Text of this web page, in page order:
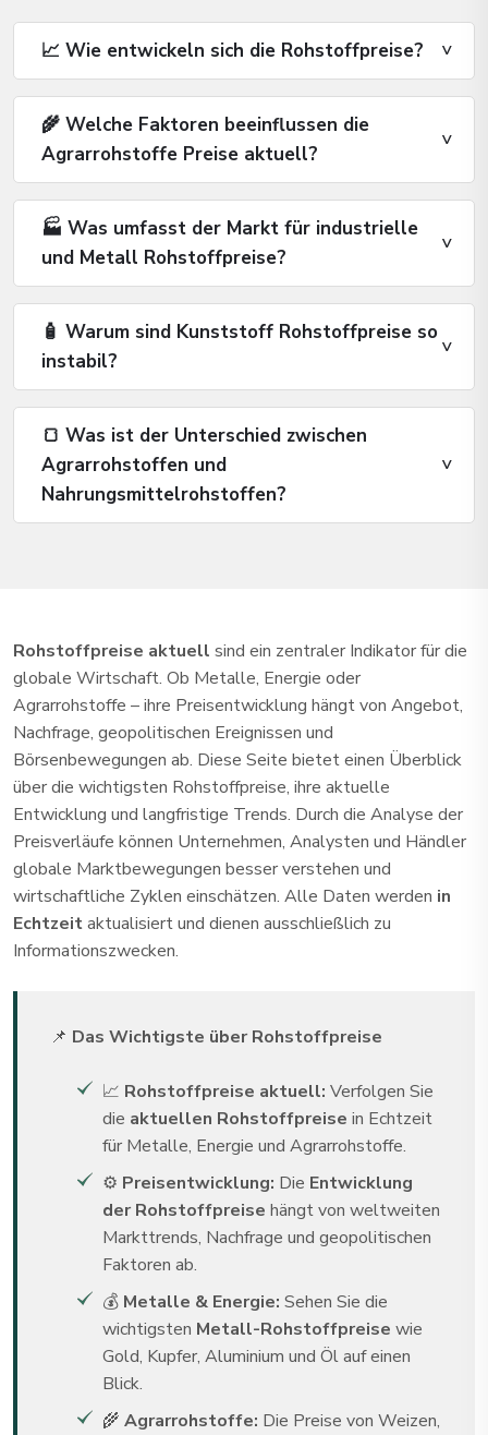
📈 Wie entwickeln sich die Rohstoffpreise?
🌾 Welche Faktoren beeinflussen die
Agrarrohstoffe Preise aktuell?
🏭 Was umfasst der Markt für industrielle
und Metall Rohstoffpreise?
🧴 Warum sind Kunststoff Rohstoffpreise so
instabil?
🍞 Was ist der Unterschied zwischen
Agrarrohstoffen und
Nahrungsmittelrohstoffen?
Rohstoffpreise aktuell sind ein zentraler Indikator für die
globale Wirtschaft. Ob Metalle, Energie oder
Agrarrohstoffe – ihre Preisentwicklung hängt von Angebot,
Nachfrage, geopolitischen Ereignissen und
Börsenbewegungen ab. Diese Seite bietet einen Überblick
über die wichtigsten Rohstoffpreise, ihre aktuelle
Entwicklung und langfristige Trends. Durch die Analyse der
Preisverläufe können Unternehmen, Analysten und Händler
globale Marktbewegungen besser verstehen und
wirtschaftliche Zyklen einschätzen. Alle Daten werden in
Echtzeitaktualisiert und dienen ausschließlich zu
Informationszwecken.
📌 Das Wichtigste über Rohstoffpreise
📈 Rohstoffpreise aktuell: Verfolgen Sie
die aktuellen Rohstoffpreise in Echtzeit
für Metalle, Energie und Agrarrohstoffe.
⚙️ Preisentwicklung: Die Entwicklung
der Rohstoffpreise hängt von weltweiten
Markttrends, Nachfrage und geopolitischen
Faktoren ab.
💰 Metalle & Energie: Sehen Sie die
wichtigsten Metall-Rohstoffpreise wie
Gold, Kupfer, Aluminium und Öl auf einen
Blick.
🌾 Agrarrohstoffe: Die Preise von Weizen,